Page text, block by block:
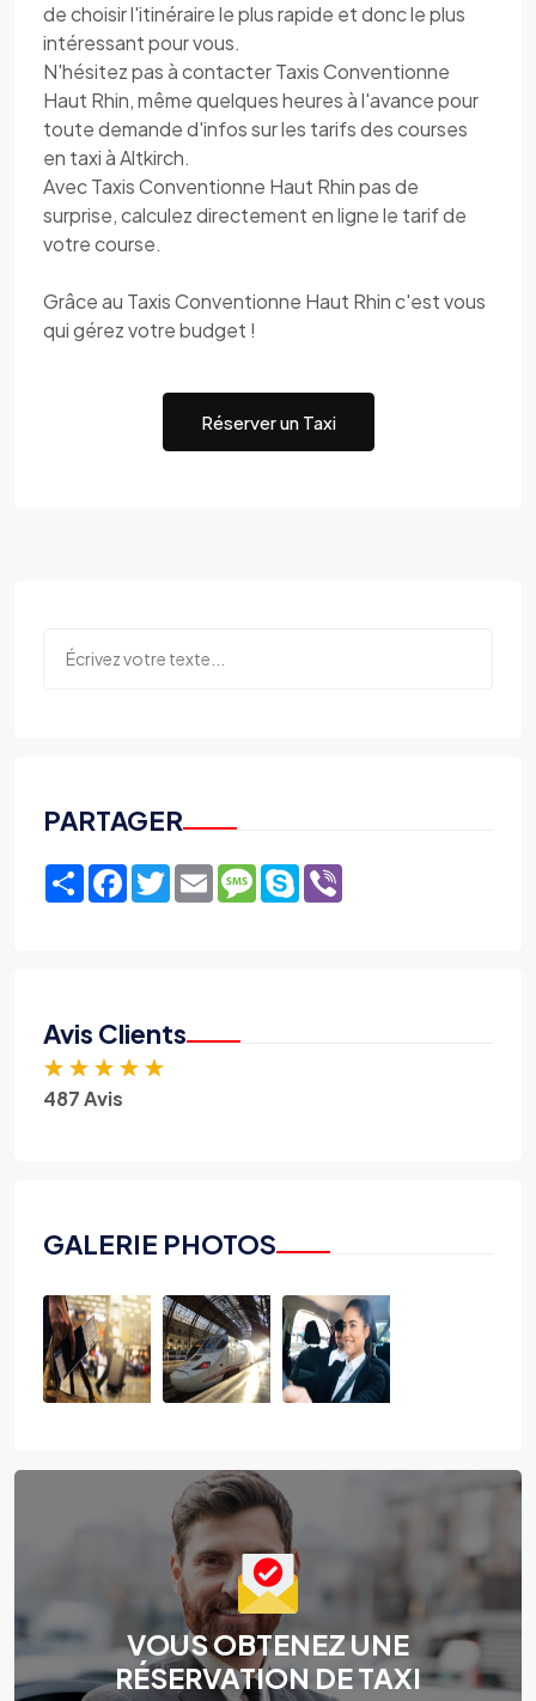
de choisir l'itinéraire le plus rapide et donc le plus
intéressant pour vous.
N'hésitez pas à contacter Taxis Conventionne
Haut Rhin, même quelques heures à l'avance pour
toute demande d'infos sur les tarifs des courses
en taxi à Altkirch.
Avec Taxis Conventionne Haut Rhin pas de
surprise, calculez directement en ligne le tarif de
votre course.
Grâce au Taxis Conventionne Haut Rhin c'est vous
qui gérez votre budget !
Réserver un Taxi
PARTAGER
ShareFacebook
TwitterEmailMessage
Skype
Avis Clients
★ ★ ★ ★ ★
487 Avis
GALERIE PHOTOS
VOUS OBTENEZ UNE
RÉSERVATION DE TAXI